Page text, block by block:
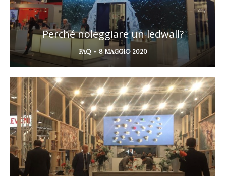
Perché noleggiare un ledwall?
FAQ 8 MAGGIO 2020